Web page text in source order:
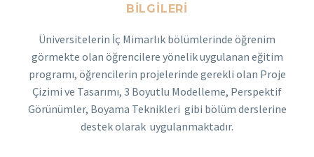
BILGILERI
Üniversitelerin İç Mimarlık bölümlerinde öğrenim
görmekte olan öğrencilere yönelik uygulanan eğitim
programı, öğrencilerin projelerinde gerekli olan Proje
Çizimi ve Tasarımı, 3 Boyutlu Modelleme, Perspektif
Görünümler, Boyama Teknikleri gibi bölüm derslerine
destek olarak uygulanmaktadır.